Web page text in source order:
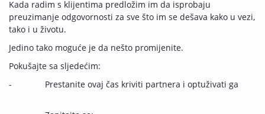
Kada radim s klijentima predložim im da isprobaju
preuzimanje odgovornosti za sve što im se dešava kako u vezi,
tako i u životu.
Jedino tako moguće je da nešto promijenite.
Pokušajte sa sljedećim:
- Prestanite ovaj čas kriviti partnera i optuživati ga